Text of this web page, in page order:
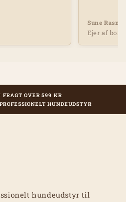
Sune
Ejer af
FRAGT OVER 599 KR
HUNDEUDSTYR
hundeudstyr til